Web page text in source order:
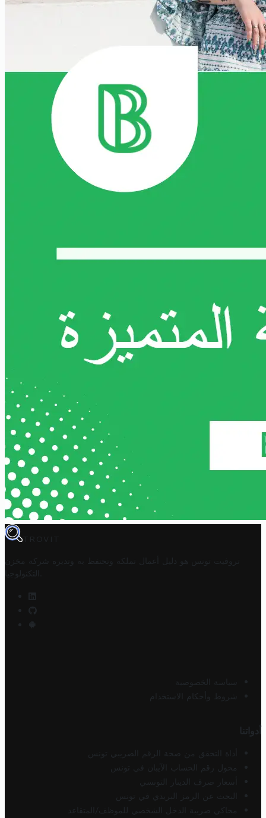
TROVIT
تروفيت تونس هو دليل أعمال تملكه وتحتفظ به وتديره
شركة مخزن
التكنولوجيا
سياسة الخصوصية
شروط وأحكام الاستخدام
أدواتنا
أداة التحقق من صحة الرقم الضريبي تونس
محول رقم الحساب الآيبان في تونس
أسعار صرف الدينار التونسي
البحث عن الرمز البريدي في تونس
محاكي ضريبة الدخل الشخصي للموظف/المتقاعد